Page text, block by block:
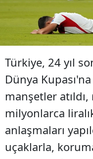
Türkiye, 24 yıl
Dünya
manşetler
milyonlarca
anlaşmaları
uçaklarla,